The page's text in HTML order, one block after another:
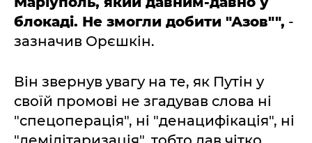
блокаді. Не змогли добити "Азов"", -
зазначив Орєшкін.
Він звернув увагу на те, як Путін у
своїй промові не згадував слова ні
"спецоперація", ні "денацифікація", ні